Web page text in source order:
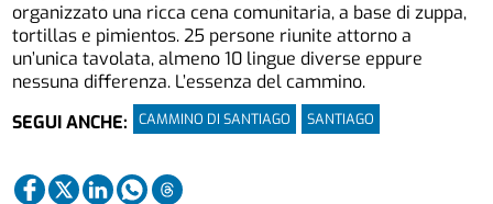
organizzato una ricca cena comunitaria, a base di zuppa,
tortillas e pimientos. 25 persone riunite attorno a
un’unica tavolata, almeno 10 lingue diverse eppure
nessuna differenza. L’essenza del cammino.
SEGUI ANCHE:
CAMMINO DI SANTIAGO SANTIAGO